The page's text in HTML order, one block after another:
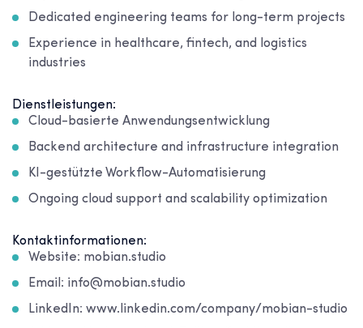
Dedicated engineering teams for long-term projects
Experience in healthcare, fintech, and logistics
industries
Dienstleistungen:
Cloud-basierte Anwendungsentwicklung
Backend architecture and infrastructure integration
KI-gestützte Workflow-Automatisierung
Ongoing cloud support and scalability optimization
Kontaktinformationen:
Website: mobian.studio
Email: info@mobian.studio
LinkedIn: www.linkedin.com/company/mobian-studio